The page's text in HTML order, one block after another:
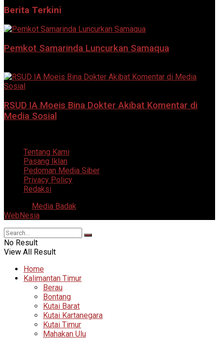
Berita Terkini
Pemkot Samarinda Luncurkan Samaqua
RSUD IA Moeis Bina Dokter Akibat Komentar di
Media Sosial
Tentang Kami
Pasang Iklan
Pedoman Media Siber
Privacy Policy
Redaksi
Media Badak
WebNesia
No Result
View All Result
Home
Kalimantan Timur
Berau
Bontang
Kutai Barat
Kutai Kartanegara
Kutai Timur
Mahakan Ulu